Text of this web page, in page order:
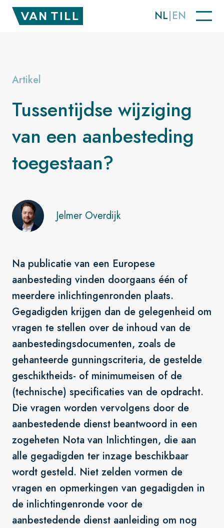
NL EN
Artikel
Tussentijdse wijziging
van een aanbesteding
toegestaan?
Jelmer Overdijk
Na publicatie van een Europese
aanbesteding vinden doorgaans één of
meerdere inlichtingenronden plaats.
Gegadigden krijgen dan de gelegenheid om
vragen te stellen over de inhoud van de
aanbestedingsdocumenten, zoals de
gehanteerde gunningscriteria, de gestelde
geschiktheids- of minimumeisen of de
(technische) specificaties van de opdracht.
Die vragen worden vervolgens door de
aanbestedende dienst beantwoord in een
zogeheten Nota van Inlichtingen, die aan
alle gegadigden ter inzage beschikbaar
wordt gesteld. Niet zelden vormen de
vragen en opmerkingen van gegadigden in
de inlichtingenronde voor de
aanbestedende dienst aanleiding om nog